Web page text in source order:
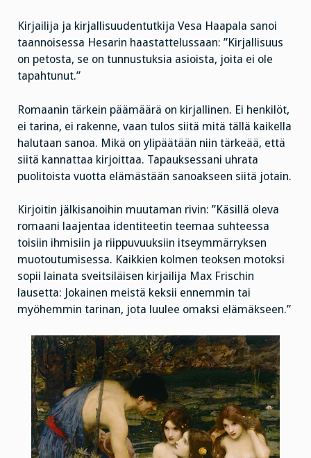
Kirjailija ja kirjallisuudentutkija Vesa Haapala sanoi
taannoisessa Hesarin haastattelussaan: ”Kirjallisuus
on petosta, se on tunnustuksia asioista, joita ei ole
tapahtunut.”
Romaanin tärkein päämäärä on kirjallinen. Ei henkilöt,
ei tarina, ei rakenne, vaan tulos siitä mitä tällä kaikella
halutaan sanoa. Mikä on ylipäätään niin tärkeää, että
siitä kannattaa kirjoittaa. Tapauksessani uhrata
puolitoista vuotta elämästään sanoakseen siitä jotain.
Kirjoitin jälkisanoihin muutaman rivin: ”Käsillä oleva
romaani laajentaa identiteetin teemaa suhteessa
toisiin ihmisiin ja riippuvuuksiin itseymmärryksen
muotoutumisessa. Kaikkien kolmen teoksen motoksi
sopii lainata sveitsiläisen kirjailija Max Frischin
lausetta: Jokainen meistä keksii ennemmin tai
myöhemmin tarinan, jota luulee omaksi elämäkseen.”